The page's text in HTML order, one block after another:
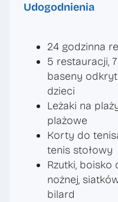
Udogodnienia
24 godzinna
5 restauracji,
baseny
dzieci
Leżaki na
plażowe
Korty do
tenis stołowy
Rzutki, boisko
nożnej,
bilard